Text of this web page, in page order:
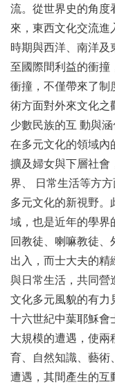
流。從世界史的角度
來，東西文化交流進
時期與西洋、南洋及
至國際間利益的衝撞
衝撞，不僅帶來了制
術方面對外來文化之
少數民族的互 動與
在多元文化的領域內
擴及婦女與下層社會
界、 日常生活等方
多元文化的新視野。
域，也是近年的學界
回教徒、喇嘛教徒
出入，而士大夫的精
與日常生活，共同營
文化多元風貌的有力
十六世紀中葉耶穌會
大規模的遭遇，使兩
育、自然知識、藝術
遭遇，其間產生的互